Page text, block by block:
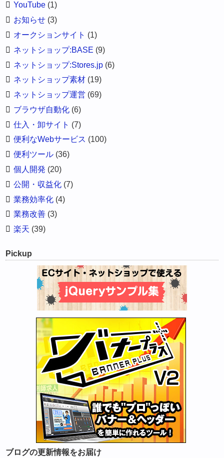
YouTube (1)
お知らせ (3)
オークションサイト (1)
ネットショップ:BASE (9)
ネットショップ:Stores.jp (6)
ネットショップ素材 (19)
ネットショップ運営 (69)
ブラウザ自動化 (6)
仕入・卸サイト (7)
便利なWebサービス (100)
便利ツール (36)
個人開発 (20)
公開・収益化 (7)
業務効率化 (4)
業務改善 (3)
楽天 (39)
Pickup
ブログの更新情報をお届け